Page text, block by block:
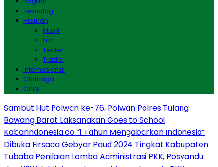
Teknologi
Hiburan
Musik
Film
Teater
Tradisi
Internasional
Olahraga
OPINI
Sambut Hut Polwan ke-76, Polwan Polres Tulang
Bawang Barat Laksanakan Goes to School
Kabarindonesia.co “1 Tahun Mengabarkan Indonesia”
Dibuka Firsada Gebyar Paud 2024 Tingkat Kabupaten
Tubaba Penilaian Lomba Administrasi PKK, Posyandu